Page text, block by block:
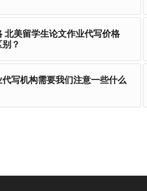
北美留学生论文作业代写价格
？
写机构需要我们注意一些什么